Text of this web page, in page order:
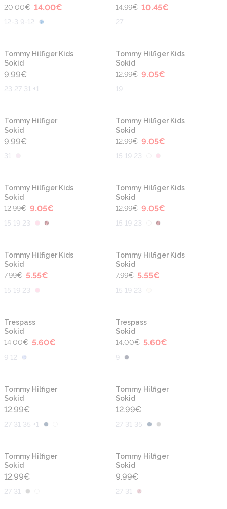
20.00€ 14.00€
12-3 9-12
14.99€ 10.45€
27
Tommy Hilfiger Kids
Sokid
9.99€
23 27 31 +1
-30%
Tommy Hilfiger Kids
Sokid
12.99€ 9.05€
19
Tommy Hilfiger
Sokid
9.99€
31
-30%
Tommy Hilfiger Kids
Sokid
12.99€ 9.05€
15 19 23
-30%
Tommy Hilfiger Kids
Sokid
12.99€ 9.05€
15 19 23
-30%
Tommy Hilfiger Kids
Sokid
12.99€ 9.05€
15 19 23
-30%
Tommy Hilfiger Kids
Sokid
7.99€ 5.55€
15 19 23
-30%
Tommy Hilfiger Kids
Sokid
7.99€ 5.55€
15 19 23
Trespass
Sokid
14.00€ 5.60€
9 12
Trespass
Sokid
14.00€ 5.60€
9
Tommy Hilfiger
Sokid
12.99€
27 31 35 +1
Tommy Hilfiger
Sokid
12.99€
27 31 35
Tommy Hilfiger
Sokid
12.99€
27 31
Tommy Hilfiger
Sokid
9.99€
27 31